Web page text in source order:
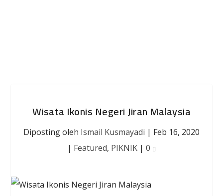
Wisata Ikonis Negeri Jiran Malaysia
Diposting oleh Ismail Kusmayadi | Feb 16, 2020
| Featured, PIKNIK | 0